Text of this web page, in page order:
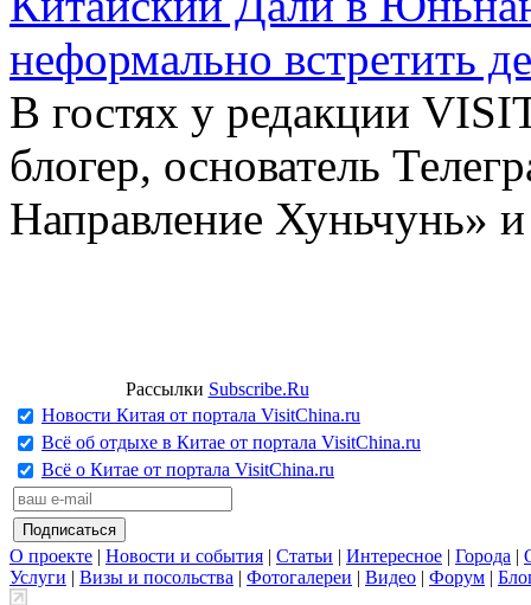
неформально встретить
В гостях у редакции
блогер, основатель
Направление Хуньчунь»
Рассылки Subscribe.Ru
Новости Китая от портала VisitChina.ru
Всё об отдыхе в Китае от портала VisitChina.ru
Всё о Китае от портала VisitChina.ru
О проекте | Новости и события | Статьи | Интересное | Города |
Услуги | Визы и посольства | Фотогалереи | Видео | Форум |